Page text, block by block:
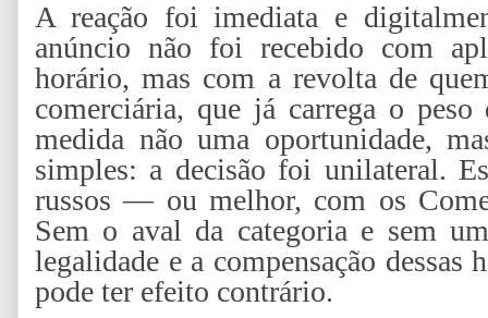
A reação foi imediata e
anúncio não foi recebido com
horário, mas com a revolta de
comerciária, que já carrega o
medida não uma oportunidade,
simples: a decisão foi unilateral.
russos — ou melhor, com os
Sem o aval da categoria e sem
legalidade e a compensação
pode ter efeito contrário.